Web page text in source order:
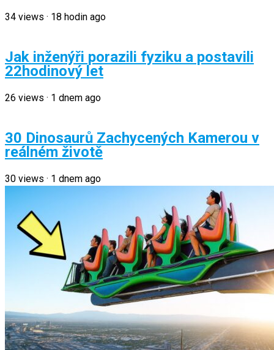
34 views · 18 hodin ago
Jak inženýři porazili fyziku a postavili
22hodinový let
26 views · 1 dnem ago
30 Dinosaurů Zachycených Kamerou v
reálném životě
30 views · 1 dnem ago